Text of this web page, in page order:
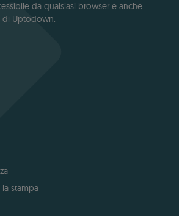
da qualsiasi browser e anche
di Uptodown.
stampa